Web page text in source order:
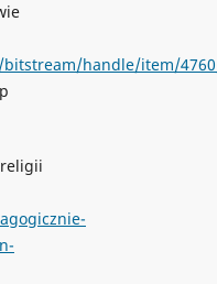
handle/item/4760/